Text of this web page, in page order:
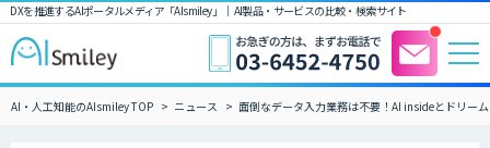
DXを推進するAIポータルメディア「AIsmiley」｜ AI製品・サービスの比較・検索サイト
AI・人工知能のAIsmiley TOP ニュース 面倒なデータ入力業務は不要！AI insideとドリー